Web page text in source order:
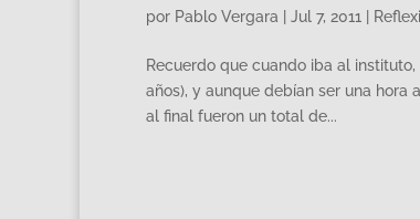
por Pablo Vergara Jul 7, 2011
Recuerdo que cuando iba al
años), y aunque debían ser una hora
al final fueron un total de...